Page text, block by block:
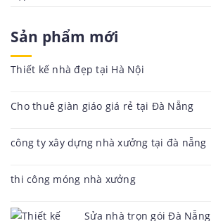
Sản phẩm mới
Thiết kế nhà đẹp tại Hà Nội
Cho thuê giàn giáo giá rẻ tại Đà Nẵng
công ty xây dựng nhà xưởng tại đà nẵng
thi công móng nhà xưởng
Sửa nhà trọn gói Đà Nẵng